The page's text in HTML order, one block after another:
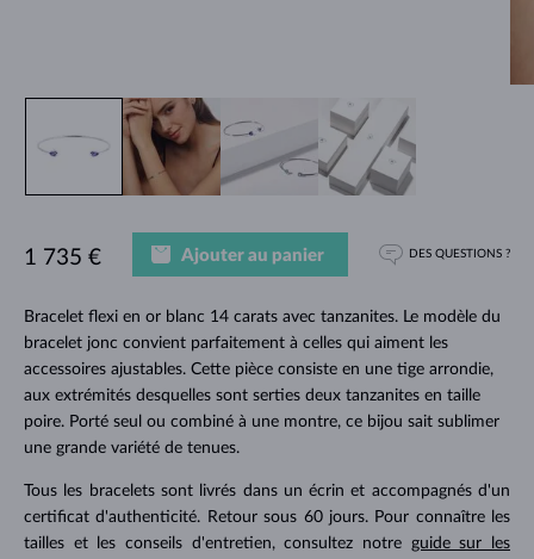
Bracelet flexi en or blanc 14 carats avec tanzanites. Le modèle du
bracelet jonc convient parfaitement à celles qui aiment les
accessoires ajustables. Cette pièce consiste en une tige arrondie,
aux extrémités desquelles sont serties deux tanzanites en taille
poire. Porté seul ou combiné à une montre, ce bijou sait sublimer
une grande variété de tenues.
Tous les bracelets sont livrés dans un écrin et accompagnés d'un
certificat d'authenticité. Retour sous 60 jours. Pour connaître les
tailles et les conseils d'entretien, consultez notre guide sur les
1 735 € Ajouter au panier DES QUESTIONS ?